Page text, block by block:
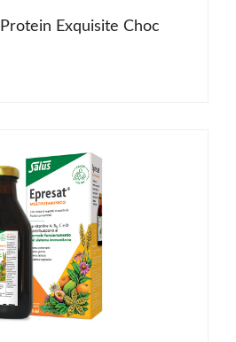
Exquisite Choc